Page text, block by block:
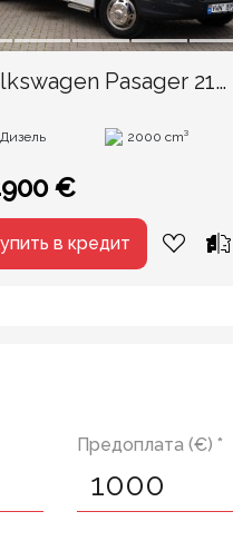
Pasager 21
Дизель 2000 cm³
€
в кредит
Предоплата (€) *